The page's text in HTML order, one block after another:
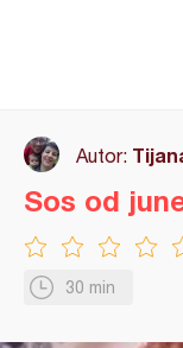
Autor:
30 min
Sos od